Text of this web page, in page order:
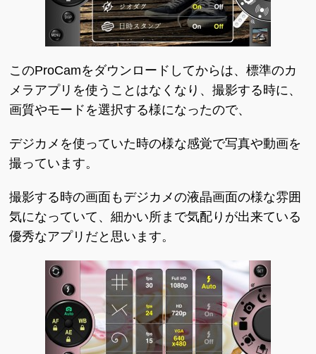
このProCamをダウンロードしてからは、標準のカ
メラアプリを使うことはなくなり、撮影する時に、
画質やモードを選択する様になったので、
デジカメを使っていた時の様な感覚で写真や動画を
撮っています。
撮影する時の画面もデジカメの液晶画面の様な雰囲
気になっていて、細かい所まで気配りが出来ている
優秀なアプリだと思います。